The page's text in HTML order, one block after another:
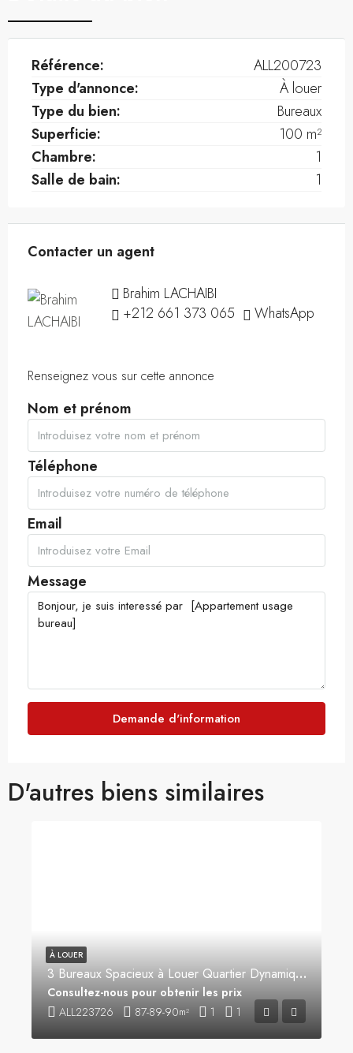
Référence:
ALL200723
Type d'annonce:
À louer
Type du bien:
Bureaux
Superficie:
100 m²
Chambre:
1
Salle de bain:
1
Contacter un agent
Brahim LACHAIBI
+212 661 373 065
WhatsApp
Renseignez vous sur cette annonce
Nom et prénom
Téléphone
Email
Message
Demande d'information
D'autres biens similaires
3 Bureaux Spacieux à Louer Quartier Dynamique
ALL223726 87-89-90m² 1 1
Consultez-nous pour obtenir les prix
À LOUER